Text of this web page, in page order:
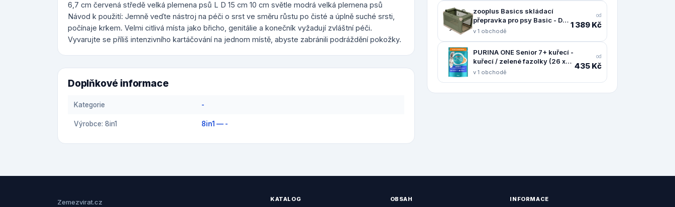
6,7 cm červená středě velká plemena psů L D 15 cm 10 cm světle modrá velká plemena psů
Návod k použití: Jemně veďte nástroj na péči o srst ve směru růstu po čisté a úplně suché srsti,
počínaje krkem. Velmi citlivá místa jako břicho, genitálie a konečník vyžadují zvláštní péči.
Vyvarujte se příliš intenzivního kartáčování na jednom místě, abyste zabránili podráždění pokožky.
Doplňkové informace
Kategorie -
Výrobce: 8in1 8in1 — -
zooplus Basics skládací
přepravka pro psy Basic - D
91 x Š 61 x V 58 cm
v 1 obchodě
od
1 389 Kč
PURINA ONE Senior 7+ kuřecí -
kuřecí / zelené fazolky (26 x
85 g)
v 1 obchodě
od
435 Kč
Zemezvirat.cz KATALOG OBSAH INFORMACE